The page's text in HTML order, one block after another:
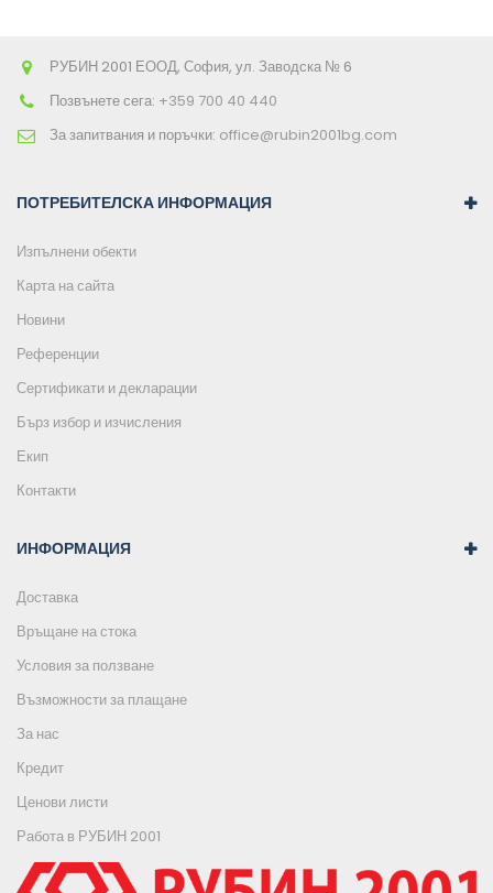
РУБИН 2001 ЕООД, София, ул. Заводска № 6
Позвънете сега: +359 700 40 440
За запитвания и поръчки: office@rubin2001bg.com
ПОТРЕБИТЕЛСКА ИНФОРМАЦИЯ
Изпълнени обекти
Карта на сайта
Новини
Референции
Сертификати и декларации
Бърз избор и изчисления
Екип
Контакти
ИНФОРМАЦИЯ
Доставка
Връщане на стока
Условия за ползване
Възможности за плащане
За нас
Кредит
Ценови листи
Работа в РУБИН 2001